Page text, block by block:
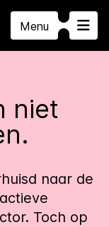
Menu
niet
naar de
Toch op